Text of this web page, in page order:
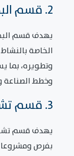
2. قسم البحوث الصناعية
يهدف قسم
الخاصة
وتطويره، بما
وخطط الصناعة
3. قسم تشجيع الاستثمار
يهدف قسم
بفرص